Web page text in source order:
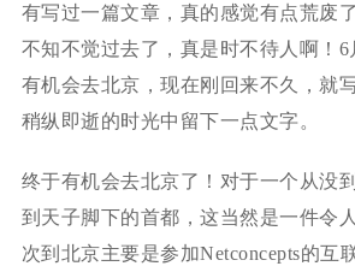
有写过一篇文章，真的感觉有点荒废
不知不觉过去了，真是时不待人啊！6
有机会去北京，现在刚回来不久，就
稍纵即逝的时光中留下一点文字。
终于有机会去北京了！对于一个从没
到天子脚下的首都，这当然是一件令
次到北京主要是参加Netconcepts的互